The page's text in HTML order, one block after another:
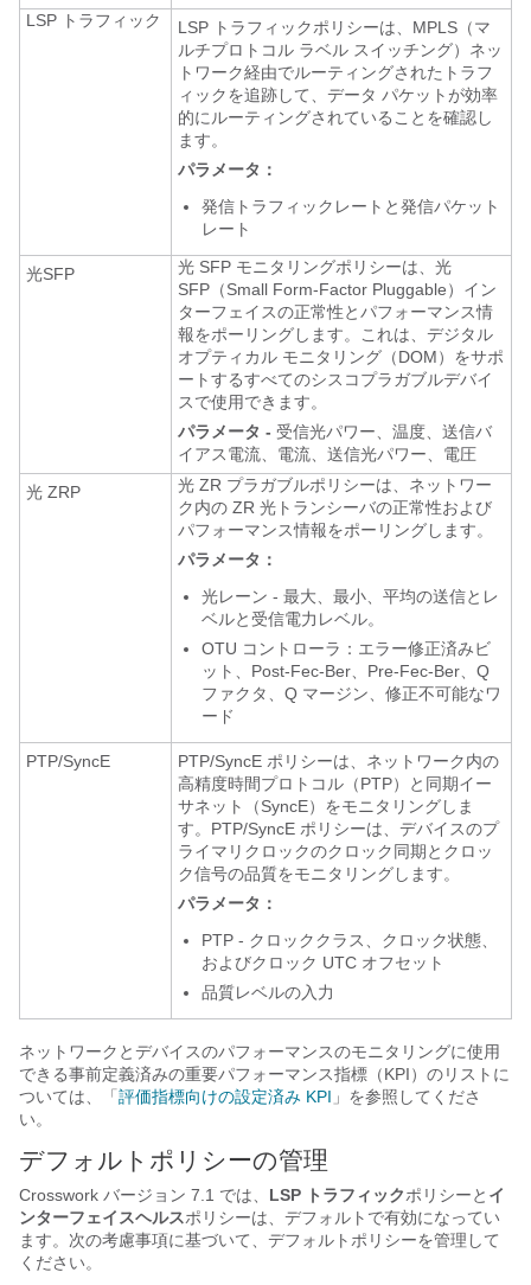
LSP トラフィック
LSP トラフィックポリシーは、MPLS（マ
ルチプロトコル ラベル スイッチング）ネッ
トワーク経由でルーティングされたトラフ
ィックを追跡して、データ パケットが効率
的にルーティングされていることを確認し
ます。
パラメータ：
発信トラフィックレートと発信パケット
レート
光SFP
光 SFP モニタリングポリシーは、光
SFP（Small Form-Factor Pluggable）イン
ターフェイスの正常性とパフォーマンス情
報をポーリングします。これは、デジタル
オプティカル モニタリング（DOM）をサポ
ートするすべてのシスコプラガブルデバイ
スで使用できます。
パラメータ - 受信光パワー、温度、送信バ
イアス電流、電流、送信光パワー、電圧
光 ZRP
光 ZR プラガブルポリシーは、ネットワー
ク内の ZR 光トランシーバの正常性および
パフォーマンス情報をポーリングします。
パラメータ：
光レーン - 最大、最小、平均の送信とレ
ベルと受信電力レベル。
OTU コントローラ：エラー修正済みビ
ット、Post-Fec-Ber、Pre-Fec-Ber、Q
ファクタ、Q マージン、修正不可能なワ
ード
PTP/SyncE
PTP/SyncE ポリシーは、ネットワーク内の
高精度時間プロトコル（PTP）と同期イー
サネット（SyncE）をモニタリングしま
す。PTP/SyncE ポリシーは、デバイスのプ
ライマリクロックのクロック同期とクロッ
ク信号の品質をモニタリングします。
パラメータ：
PTP - クロッククラス、クロック状態、
およびクロック UTC オフセット
品質レベルの入力
ネットワークとデバイスのパフォーマンスのモニタリングに使用
できる事前定義済みの重要パフォーマンス指標（KPI）のリストに
ついては、「 評価指標向けの設定済み KPI 」を参照してくださ
い。
デフォルトポリシーの管理
Crosswork バージョン 7.1 では、 LSP トラフィックポリシーと イ
ンターフェイスヘルスポリシーは、デフォルトで有効になってい
ます。次の考慮事項に基づいて、デフォルトポリシーを管理して
ください。